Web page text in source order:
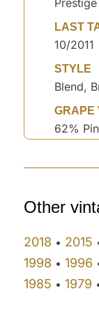
LAST
10/2011
STYLE
Blend,
GRAPE
62%
Other
2018 • 2015
1998 •1996
1985 •1979